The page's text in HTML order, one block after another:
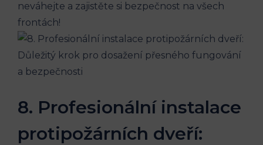
neváhejte a zajistěte si bezpečnost na všech
frontách!
8. Profesionální instalace
protipožárních dveří: